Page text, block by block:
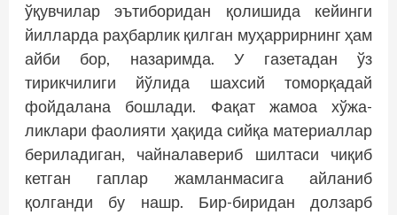
ўқувчилар эътиборидан қолишида кейинги
йилларда раҳбарлик қилган муҳаррирнинг ҳам
айби бор, назаримда. У газетадан ўз
тирикчилиги йўлида шахсий томорқадай
фойдалана бошлади. Фақат жамоа хўжа­
ликлари фаолияти ҳақида сийқа материаллар
бериладиган, чайналавериб шилтаси чиқиб
кетган гаплар жамланмасига айланиб
қолганди бу нашр. Бир-биридан долзарб